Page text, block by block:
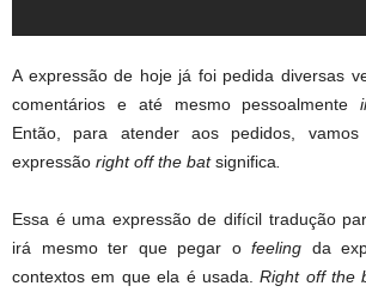
A expressão de hoje já foi pedida diversas
comentários e até mesmo pessoalmente
Então, para atender aos pedidos,
expressão right off the batsignifica
Essa é uma expressão de difícil tradução
irá mesmo ter que pegar o feeling da
contextos em que ela é usada.Right off the